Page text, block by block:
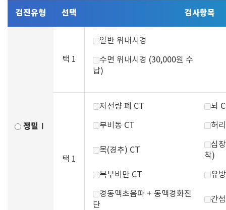
검진유형 선택 검사항목
정밀Ⅰ
택 1
일반 위내시경
수면 위내시경 (30,000원 수
납)
택 1
저선량 폐 CT 뇌
부비동 CT 허
목(경추) CT
심
착)
복부비만 CT 유
경동맥초음파 + 동맥경화진
단
간